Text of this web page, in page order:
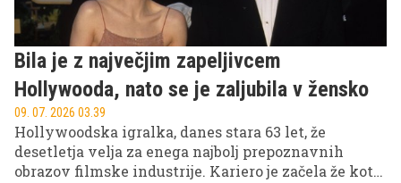
Bila je z največjim zapeljivcem
Hollywooda, nato se je zaljubila v žensko
09. 07. 2026 03.39
Hollywoodska igralka, danes stara 63 let, že
desetletja velja za enega najbolj prepoznavnih
obrazov filmske industrije. Kariero je začela že kot